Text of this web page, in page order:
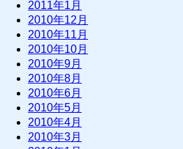
2011年1月
2010年12月
2010年11月
2010年10月
2010年9月
2010年8月
2010年6月
2010年5月
2010年4月
2010年3月